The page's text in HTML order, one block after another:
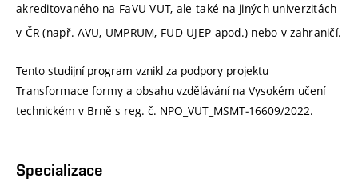
akreditovaného na FaVU VUT, ale také na jiných univerzitách
v ČR (např. AVU, UMPRUM, FUD UJEP apod.) nebo v zahraničí.
Tento studijní program vznikl za podpory projektu
Transformace formy a obsahu vzdělávání na Vysokém učení
technickém v Brně s reg. č. NPO_VUT_MSMT‐16609/2022.
Specializace